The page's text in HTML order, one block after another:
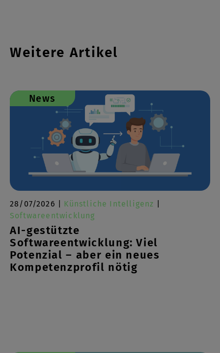
Weitere Artikel
News
28/07/2026 | Künstliche Intelligenz
Softwareentwicklung
AI-gestützte
Softwareentwicklung: Viel
Potenzial – aber ein neues
Kompetenzprofil nötig